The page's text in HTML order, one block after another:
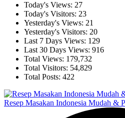
Today's Views: 27
Today's Visitors: 23
Yesterday's Views: 21
Yesterday's Visitors: 20
Last 7 Days Views: 129
Last 30 Days Views: 916
Total Views: 179,732
Total Visitors: 54,829
Total Posts: 422
Resep Masakan Indonesia Mudah &